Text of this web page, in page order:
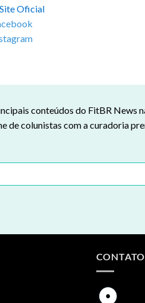
Oficial
conteúdos do FitBR News
de colunistas com a curadoria
CONTATO